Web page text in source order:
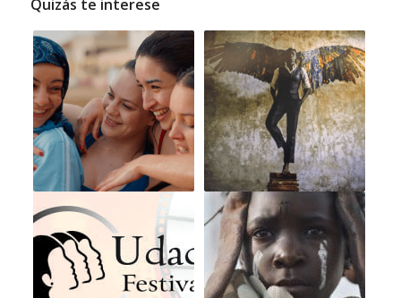
Quizás te interese